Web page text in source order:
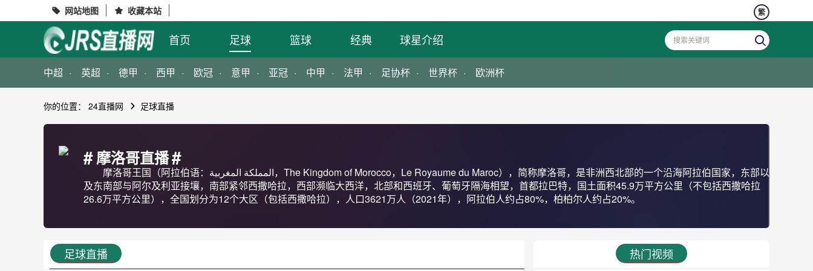
 网站地图  收藏本站 繁
首页 足球 篮球 经典 球星介绍
中超 英超 德甲 西甲 欧冠 意甲 亚冠 中甲 法甲 足协杯 世界杯 欧洲杯
你的位置： 24直播网 足球直播
#摩洛哥直播#
摩洛哥王国（阿拉伯语：المملكة المغربية，The Kingdom of Morocco，Le Royaume du Maroc‎），简称摩洛哥，是非洲西北部的一个沿海阿拉伯国家，东部以
及东南部与阿尔及利亚接壤，南部紧邻西撒哈拉，西部濒临大西洋，北部和西班牙、葡萄牙隔海相望，首都拉巴特，国土面积45.9万平方公里（不包括西撒哈拉
26.6万平方公里），全国划分为12个大区（包括西撒哈拉），人口3621万人（2021年），阿拉伯人约占80%，柏柏尔人约占20%。
足球直播 热门视频